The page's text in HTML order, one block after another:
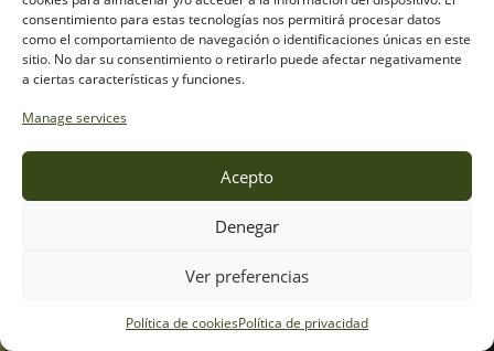
consentimiento para estas tecnologías nos permitirá procesar datos
como el comportamiento de navegación o identificaciones únicas en este
sitio. No dar su consentimiento o retirarlo puede afectar negativamente
a ciertas características y funciones.
Manage services
Acepto
Denegar
Ver preferencias
Política de cookiesPolítica de privacidad
Aceites de oliva y semillas
Desde 1966
la buena cocina
Próximamente nueva web